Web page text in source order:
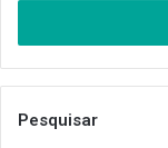
Pesquisar